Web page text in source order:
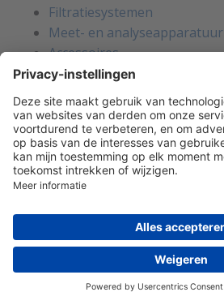
Filtratiesystemen
Meet- en analyseapparatuur
Accessoires
Breekplaten
Breekplaten
Breekplaten
Houders voor breekplaten
Breekdetectie
Explosiepanelen
Accessoires voor breekplaten
Gas- en vlamdetectie
Draagbare gasdetectie
Stationaire gasdetectie
Koelmiddelen
Zuurstof (O2)